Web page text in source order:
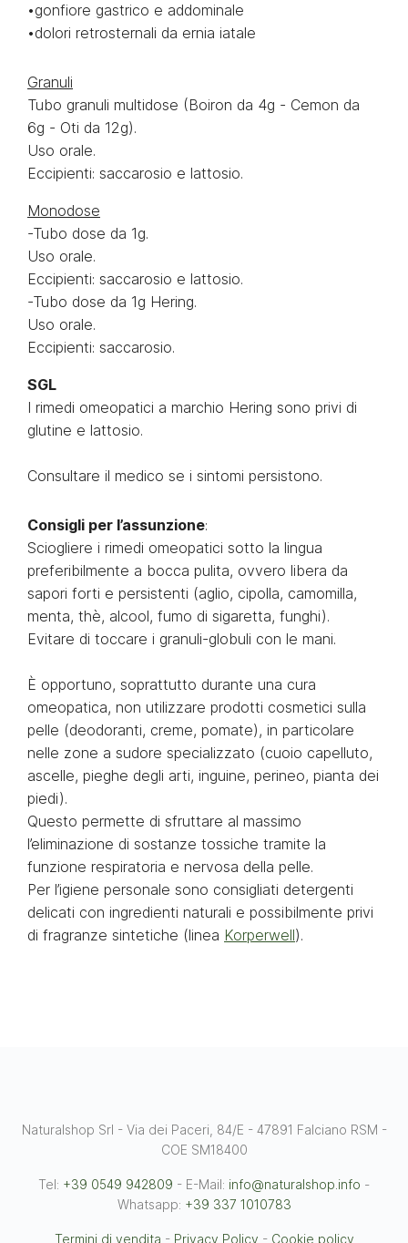
•gonfiore gastrico e addominale
•dolori retrosternali da ernia iatale
Granuli
Tubo granuli multidose (Boiron da 4g - Cemon da
6g - Oti da 12g).
Uso orale.
Eccipienti: saccarosio e lattosio.
Monodose
-Tubo dose da 1g.
Uso orale.
Eccipienti: saccarosio e lattosio.
-Tubo dose da 1g Hering.
Uso orale.
Eccipienti: saccarosio.
SGL
I rimedi omeopatici a marchio Hering sono privi di
glutine e lattosio.
Consultare il medico se i sintomi persistono.
Consigli per l’assunzione:
Sciogliere i rimedi omeopatici sotto la lingua
preferibilmente a bocca pulita, ovvero libera da
sapori forti e persistenti (aglio, cipolla, camomilla,
menta, thè, alcool, fumo di sigaretta, funghi).
Evitare di toccare i granuli-globuli con le mani.
È opportuno, soprattutto durante una cura
omeopatica, non utilizzare prodotti cosmetici sulla
pelle (deodoranti, creme, pomate), in particolare
nelle zone a sudore specializzato (cuoio capelluto,
ascelle, pieghe degli arti, inguine, perineo, pianta dei
piedi).
Questo permette di sfruttare al massimo
l’eliminazione di sostanze tossiche tramite la
funzione respiratoria e nervosa della pelle.
Per l’igiene personale sono consigliati detergenti
delicati con ingredienti naturali e possibilmente privi
di fragranze sintetiche (linea Korperwell).
Naturalshop Srl - Via dei Paceri, 84/E - 47891 Falciano RSM -
COE SM18400
Tel: +39 0549 942809 - E-Mail: info@naturalshop.info -
Whatsapp: +39 337 1010783
Termini di vendita - Privacy Policy - Cookie policy